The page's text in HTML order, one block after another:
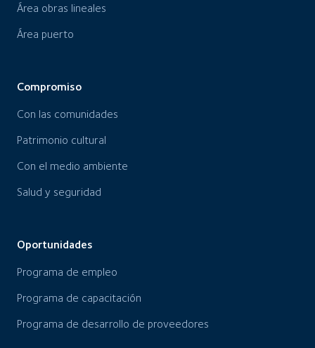
Área obras lineales
Área puerto
Compromiso
Con las comunidades
Patrimonio cultural
Con el medio ambiente
Salud y seguridad
Oportunidades
Programa de empleo
Programa de capacitación
Programa de desarrollo de proveedores